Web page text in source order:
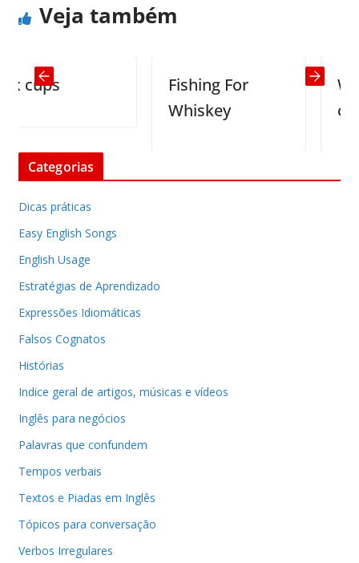
Veja também
Fishing For
Whiskey
Why
our
Categorias
Dicas práticas
Easy English Songs
English Usage
Estratégias de Aprendizado
Expressões Idiomáticas
Falsos Cognatos
Histórias
Indice geral de artigos, músicas e vídeos
Inglês para negócios
Palavras que confundem
Tempos verbais
Textos e Piadas em Inglês
Tópicos para conversação
Verbos Irregulares